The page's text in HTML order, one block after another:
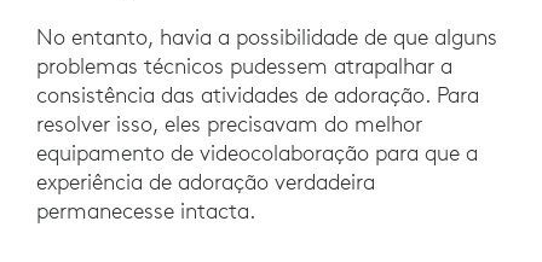
No entanto, havia a possibilidade de que alguns
problemas técnicos pudessem atrapalhar a
consistência das atividades de adoração. Para
resolver isso, eles precisavam do melhor
equipamento de videocolaboração para que a
experiência de adoração verdadeira
permanecesse intacta.